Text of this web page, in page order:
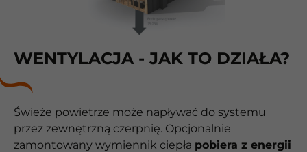
WENTYLACJA - JAK TO DZIAŁA?
Świeże powietrze może napływać do systemu
przez zewnętrzną czerpnię. Opcjonalnie
zamontowany wymiennik ciepła pobiera z energii